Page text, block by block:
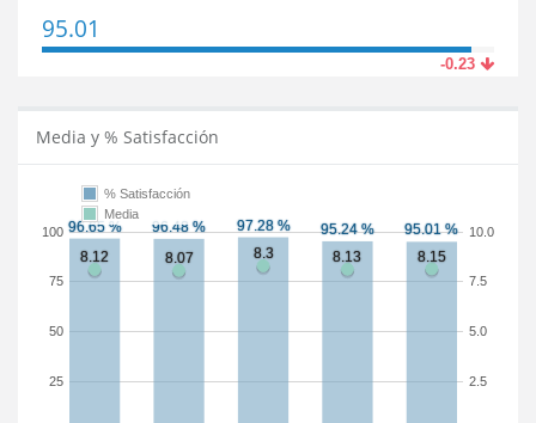
95.01
-0.23
Media y % Satisfacción
25
50
75
100
2.5
5.0
7.5
10.0
% Satisfacción
Media